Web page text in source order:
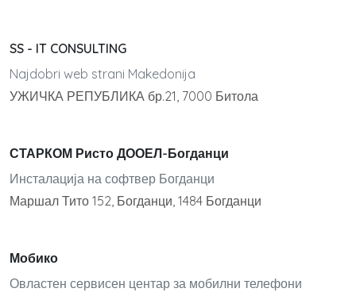
SS - IT CONSULTING
Najdobri web strani Makedonija
УЖИЧКА РЕПУБЛИКА бр.21, 7000 Битола
СТАРКОМ Ристо ДООЕЛ-Богданци
Инсталација на софтвер Богданци
Маршал Тито 152, Богданци, 1484 Богданци
Мобико
Овластен сервисен центар за мобилни телефони